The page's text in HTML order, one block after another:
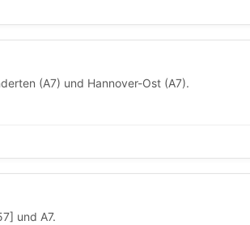
(A7) und Hannover-Ost (A7).
und A7.